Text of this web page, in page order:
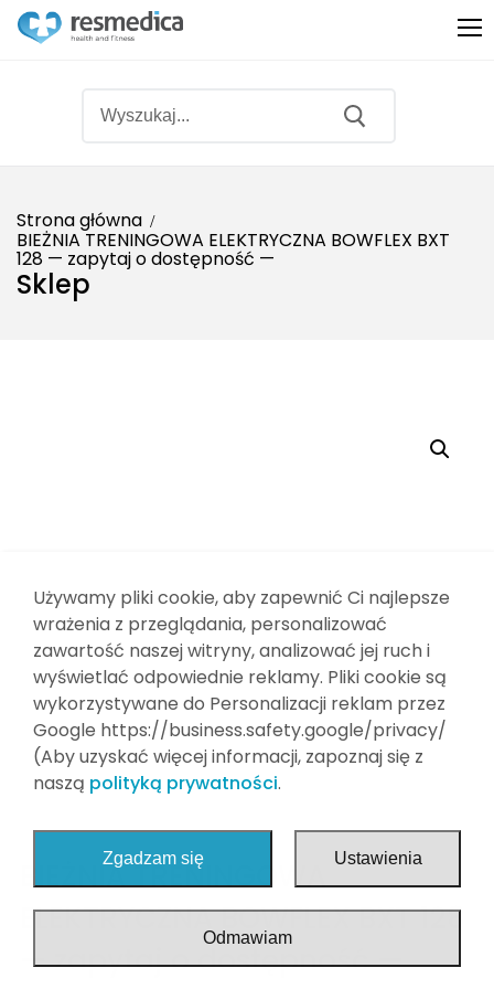
Produkty
Sprzęt medyczny
Strefa sport
Strefa Home
Stół rehabilitacyjny składany
Stoły do tenisa stołowego/ping pong
Pokonywanie Barier
Dezynfekcja
Strona główna
BIEŻNIA TRENINGOWA ELEKTRYCZNA BOWFLEX BXT
128 — zapytaj o dostępność —
Sklep
BIEŻNIA TRENINGOWA
ELEKTRYCZNA BOWFLEX BXT 128
— zapytaj o dostępność —
Używamy pliki cookie, aby zapewnić Ci najlepsze
wrażenia z przeglądania, personalizować
zawartość naszej witryny, analizować jej ruch i
wyświetlać odpowiednie reklamy. Pliki cookie są
wykorzystywane do Personalizacji reklam przez
Google https://business.safety.google/privacy/
(Aby uzyskać więcej informacji, zapoznaj się z
naszą polityką prywatności.
Zgadzam się Ustawienia
Odmawiam